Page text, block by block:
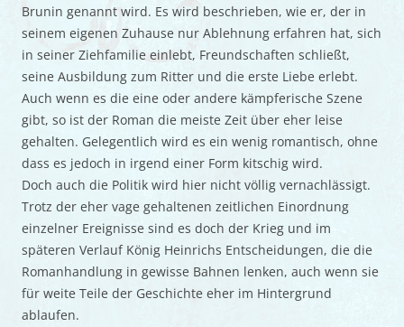
Brunin genannt wird. Es wird beschrieben, wie er, der in
seinem eigenen Zuhause nur Ablehnung erfahren hat, sich
in seiner Ziehfamilie einlebt, Freundschaften schließt,
seine Ausbildung zum Ritter und die erste Liebe erlebt.
Auch wenn es die eine oder andere kämpferische Szene
gibt, so ist der Roman die meiste Zeit über eher leise
gehalten. Gelegentlich wird es ein wenig romantisch, ohne
dass es jedoch in irgend einer Form kitschig wird.
Doch auch die Politik wird hier nicht völlig vernachlässigt.
Trotz der eher vage gehaltenen zeitlichen Einordnung
einzelner Ereignisse sind es doch der Krieg und im
späteren Verlauf König Heinrichs Entscheidungen, die die
Romanhandlung in gewisse Bahnen lenken, auch wenn sie
für weite Teile der Geschichte eher im Hintergrund
ablaufen.